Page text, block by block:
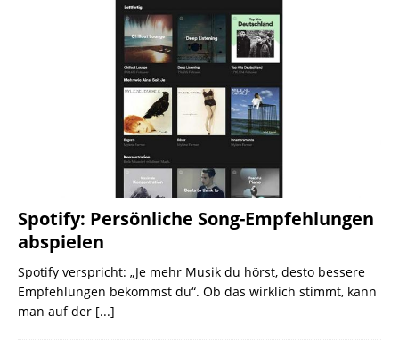
Spotify: Persönliche Song-Empfehlungen
abspielen
Spotify verspricht: „Je mehr Musik du hörst, desto bessere
Empfehlungen bekommst du“. Ob das wirklich stimmt, kann
man auf der [...]